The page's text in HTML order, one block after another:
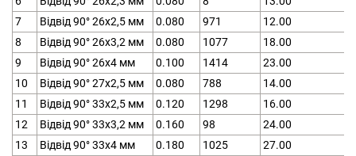
7
Відвід 90° 26х2,5 мм 0.080 971
12.00
8
Відвід 90° 26х3,2 мм 0.080 1077
18.00
9
Відвід 90° 26х4 мм 0.100 1414
23.00
10
Відвід 90° 27х2,5 мм 0.080 788
14.00
11
Відвід 90° 33х2,5 мм 0.120 1298
16.00
12
Відвід 90° 33х3,2 мм 0.160 98
24.00
13
Відвід 90° 33х4 мм 0.180 1025
27.00